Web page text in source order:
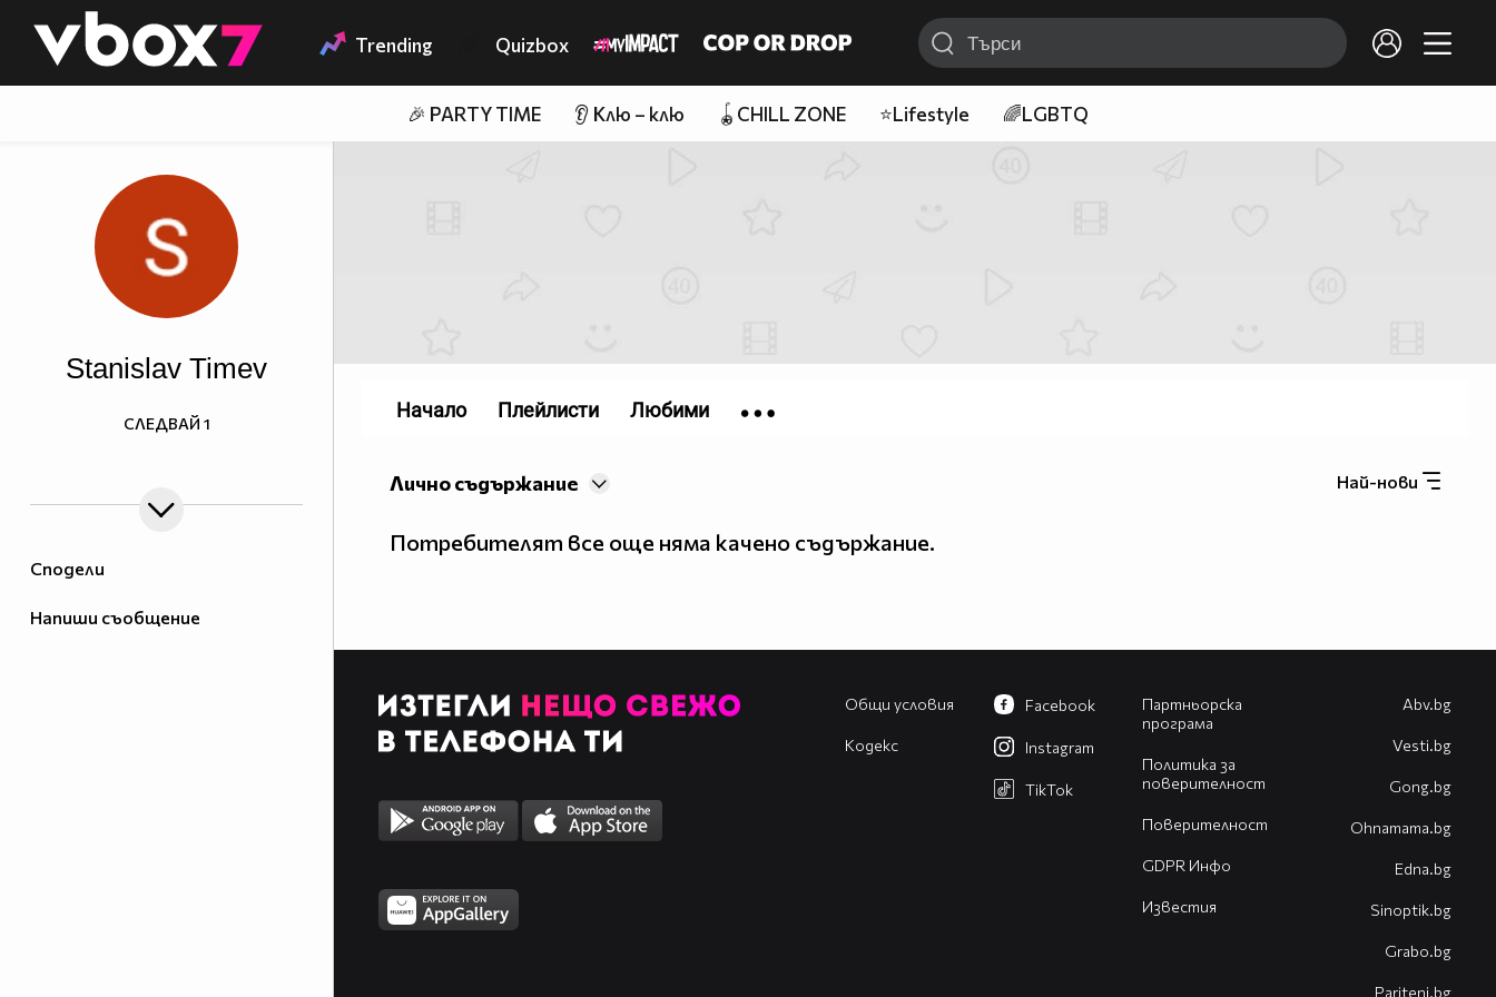
👾 Trending Quizbox
🎉 PARTY TIME 👂 Клю – клю 🪀CHILL ZONE ⭐Lifestyle 🌈LGBTQ
Сподели
Напиши съобщение
Stanislav Timev
СЛЕДВАЙ 1
Най-нови
Лично съдържание
Потребителят все още няма качено съдържание.
Начало Плейлисти Любими
Общи условия
Кодекс
Партньорска
програма
Политика за
поверителност
Поверителност
GDPR Инфо
Известия
Facebook
Instagram
TikTok
Abv.bg
Vesti.bg
Gong.bg
Оhnamama.bg
Edna.bg
Sinoptik.bg
Grabo.bg
Pariteni.bg